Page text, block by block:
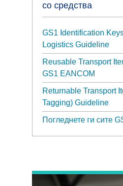
со средства
GS1 Identification
Logistics Guideline
Reusable Transport
GS1 EANCOM
Returnable Transport
Tagging) Guideline
Погледнете ги сите